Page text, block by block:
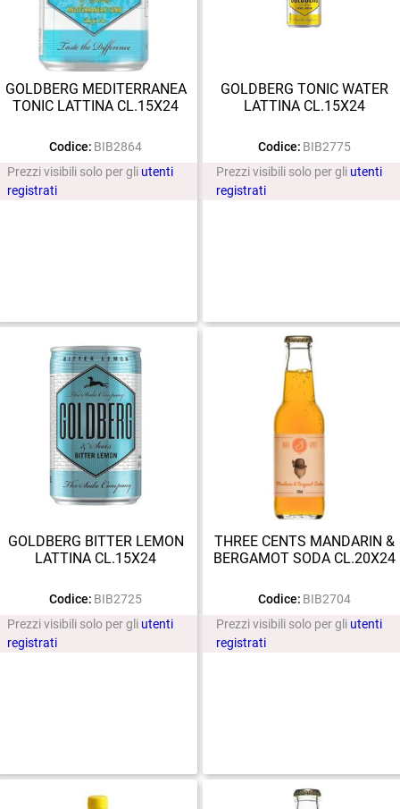
GOLDBERG MEDITERRANEA
TONIC LATTINA CL.15X24
Codice: BIB2864
Prezzi visibili solo per gli utenti
registrati
GOLDBERG TONIC WATER
LATTINA CL.15X24
Codice: BIB2775
Prezzi visibili solo per gli utenti
registrati
GOLDBERG BITTER LEMON
LATTINA CL.15X24
Codice: BIB2725
Prezzi visibili solo per gli utenti
registrati
THREE CENTS MANDARIN &
BERGAMOT SODA CL.20X24
Codice: BIB2704
Prezzi visibili solo per gli utenti
registrati